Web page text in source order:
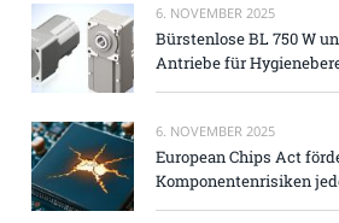
6. NOVEMBER 2025
Bürstenlose BL 750 W
Antriebe für
6. NOVEMBER 2025
European Chips Act
Komponentenrisiken